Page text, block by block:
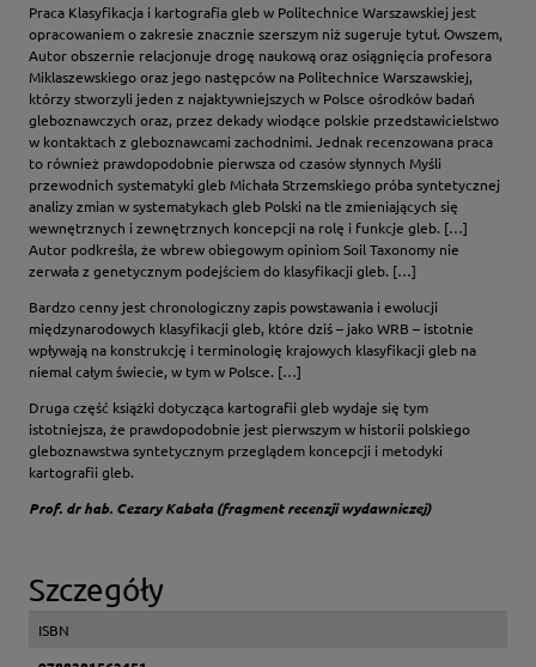
Praca Klasyfikacja i kartografia gleb w Politechnice Warszawskiej jest
opracowaniem o zakresie znacznie szerszym niż sugeruje tytuł. Owszem,
Autor obszernie relacjonuje drogę naukową oraz osiągnięcia profesora
Miklaszewskiego oraz jego następców na Politechnice Warszawskiej,
którzy stworzyli jeden z najaktywniejszych w Polsce ośrodków badań
gleboznawczych oraz, przez dekady wiodące polskie przedstawicielstwo
w kontaktach z gleboznawcami zachodnimi. Jednak recenzowana praca
to również prawdopodobnie pierwsza od czasów słynnych Myśli
przewodnich systematyki gleb Michała Strzemskiego próba syntetycznej
analizy zmian w systematykach gleb Polski na tle zmieniających się
wewnętrznych i zewnętrznych koncepcji na rolę i funkcje gleb. […]
Autor podkreśla, że wbrew obiegowym opiniom Soil Taxonomy nie
zerwała z genetycznym podejściem do klasyfikacji gleb. […]
Bardzo cenny jest chronologiczny zapis powstawania i ewolucji
międzynarodowych klasyfikacji gleb, które dziś – jako WRB – istotnie
wpływają na konstrukcję i terminologię krajowych klasyfikacji gleb na
niemal całym świecie, w tym w Polsce. […]
Druga część książki dotycząca kartografii gleb wydaje się tym
istotniejsza, że prawdopodobnie jest pierwszym w historii polskiego
gleboznawstwa syntetycznym przeglądem koncepcji i metodyki
kartografii gleb.
Prof. dr hab. Cezary Kabała (fragment recenzji wydawniczej)
Szczegóły
ISBN